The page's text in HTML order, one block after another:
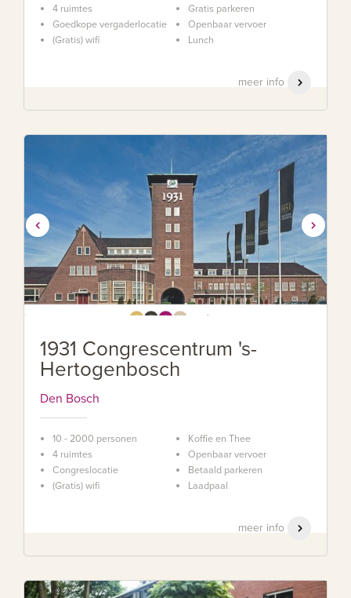
4 ruimtes
Goedkope vergaderlocatie
(Gratis) wifi
Gratis parkeren
Openbaar vervoer
Lunch
meer info
1931 Congrescentrum 's-
Hertogenbosch
Den Bosch
10 - 2000 personen
4 ruimtes
Congreslocatie
(Gratis) wifi
Koffie en Thee
Openbaar vervoer
Betaald parkeren
Laadpaal
meer info